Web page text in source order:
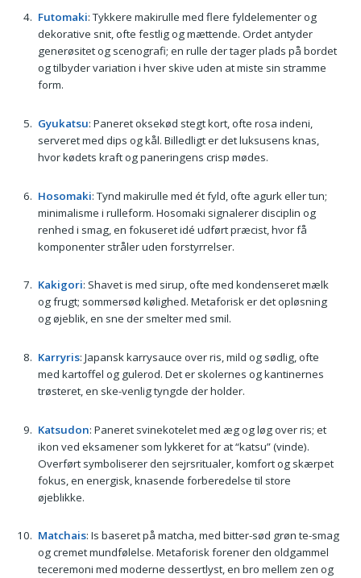
Futomaki: Tykkere makirulle med flere fyldelementer og
dekorative snit, ofte festlig og mættende. Ordet antyder
generøsitet og scenografi; en rulle der tager plads på bordet
og tilbyder variation i hver skive uden at miste sin stramme
form.
Gyukatsu: Paneret oksekød stegt kort, ofte rosa indeni,
serveret med dips og kål. Billedligt er det luksusens knas,
hvor kødets kraft og paneringens crisp mødes.
Hosomaki: Tynd makirulle med ét fyld, ofte agurk eller tun;
minimalisme i rulleform. Hosomaki signalerer disciplin og
renhed i smag, en fokuseret idé udført præcist, hvor få
komponenter stråler uden forstyrrelser.
Kakigori: Shavet is med sirup, ofte med kondenseret mælk
og frugt; sommersød kølighed. Metaforisk er det opløsning
og øjeblik, en sne der smelter med smil.
Karryris: Japansk karrysauce over ris, mild og sødlig, ofte
med kartoffel og gulerod. Det er skolernes og kantinernes
trøsteret, en ske-venlig tyngde der holder.
Katsudon: Paneret svinekotelet med æg og løg over ris; et
ikon ved eksamener som lykkeret for at “katsu” (vinde).
Overført symboliserer den sejrsritualer, komfort og skærpet
fokus, en energisk, knasende forberedelse til store
øjeblikke.
Matchais: Is baseret på matcha, med bitter-sød grøn te-smag
og cremet mundfølelse. Metaforisk forener den oldgammel
teceremoni med moderne dessertlyst, en bro mellem zen og